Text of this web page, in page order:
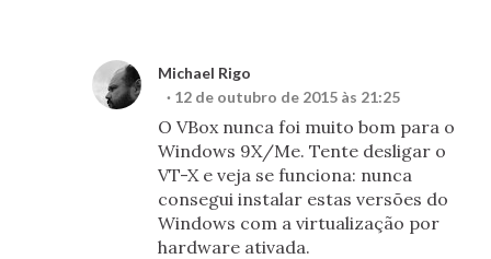
Michael Rigo
12 de outubro de 2015 às 21:25
O VBox nunca foi muito bom para o
Windows 9X/Me. Tente desligar o
VT-X e veja se funciona: nunca
consegui instalar estas versões do
Windows com a virtualização por
hardware ativada.